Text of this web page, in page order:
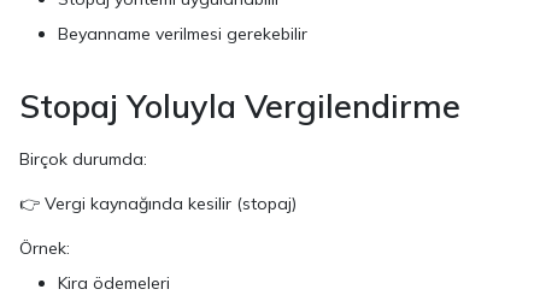
Beyanname verilmesi gerekebilir
Stopaj Yoluyla Vergilendirme
Birçok durumda:
👉 Vergi kaynağında kesilir (stopaj)
Örnek:
Kira ödemeleri